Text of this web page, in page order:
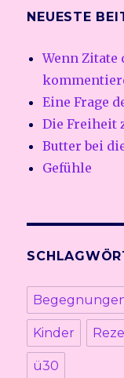
NEUESTE
Wenn Zitate
Eine Frage
Die Freiheit
Butter bei
Gefühle
Kinder
ü30